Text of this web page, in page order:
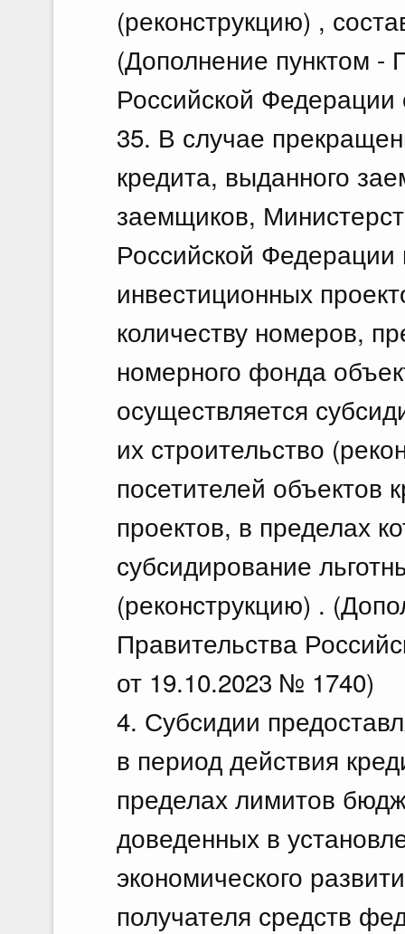
(реконструкцию) ,
(Дополнение пунктом -
Российской
35. В случае
кредита, выданного
заемщиков,
Российской
инвестиционных
количеству номеров,
номерного фонда
осуществляется
их строительство
посетителей объектов
проектов, в пределах
субсидирование
(реконструкцию) .
Правительства
от 19.10.2023 № 1740)
4. Субсидии
в период действия
пределах лимитов
доведенных в
экономического
получателя средств